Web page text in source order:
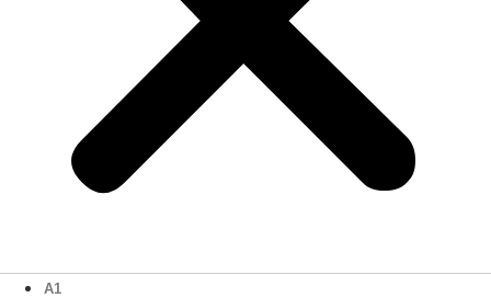
A1